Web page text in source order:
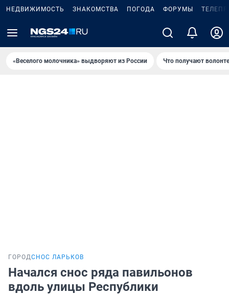
НЕДВИЖИМОСТЬ ЗНАКОМСТВА ПОГОДА ФОРУМЫ
«Веселого молочника» выдворяют из России Что получают
ГОРОДСНОС ЛАРЬКОВ
Начался снос ряда павильонов
вдоль улицы Республики